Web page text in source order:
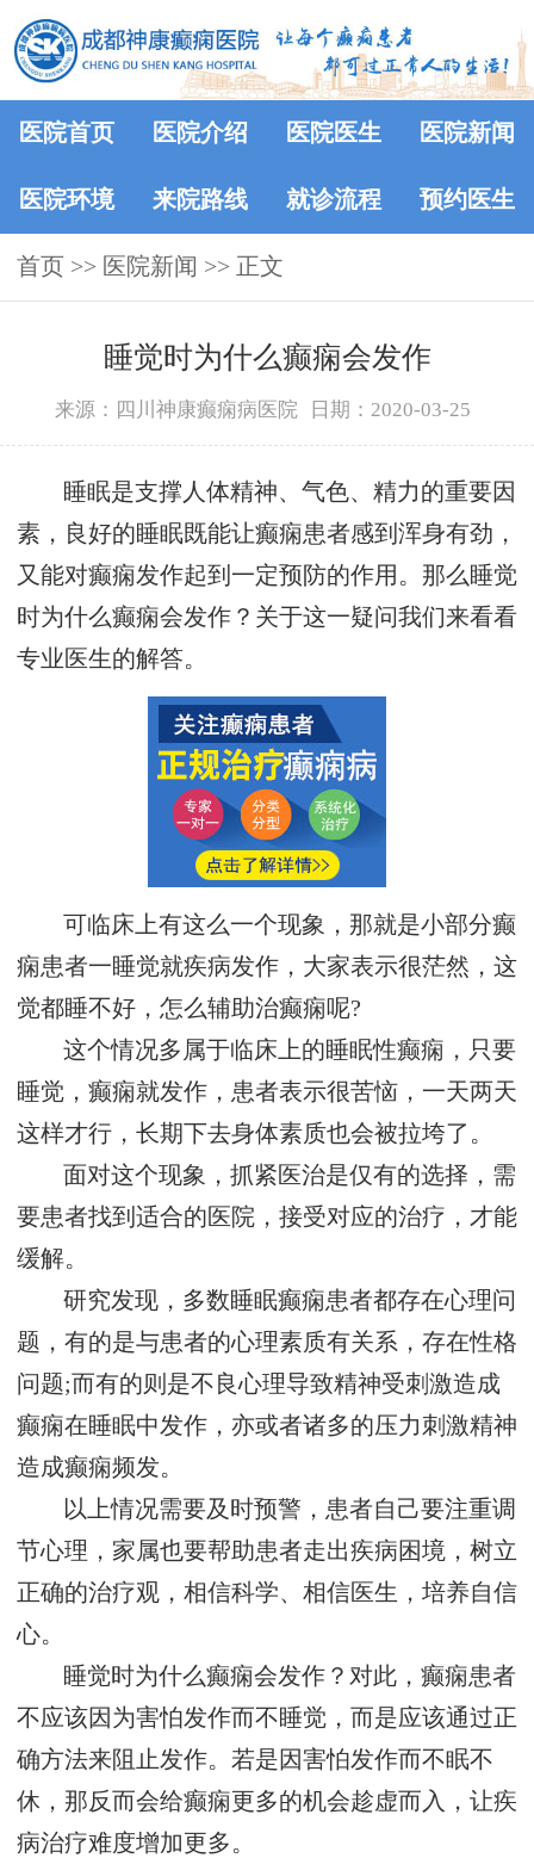
医院首页 医院介绍 医院医生 医院新闻
医院环境 来院路线 就诊流程 预约医生
首页 >> 医院新闻 >> 正文
睡觉时为什么癫痫会发作
来源：四川神康癫痫病医院 日期：2020-03-25
睡眠是支撑人体精神、气色、精力的重要因
素，良好的睡眠既能让癫痫患者感到浑身有劲，
又能对癫痫发作起到一定预防的作用。那么睡觉
时为什么癫痫会发作？关于这一疑问我们来看看
专业医生的解答。
可临床上有这么一个现象，那就是小部分癫
痫患者一睡觉就疾病发作，大家表示很茫然，这
觉都睡不好，怎么辅助治癫痫呢?
这个情况多属于临床上的睡眠性癫痫，只要
睡觉，癫痫就发作，患者表示很苦恼，一天两天
这样才行，长期下去身体素质也会被拉垮了。
面对这个现象，抓紧医治是仅有的选择，需
要患者找到适合的医院，接受对应的治疗，才能
缓解。
研究发现，多数睡眠癫痫患者都存在心理问
题，有的是与患者的心理素质有关系，存在性格
问题;而有的则是不良心理导致精神受刺激造成
癫痫在睡眠中发作，亦或者诸多的压力刺激精神
造成癫痫频发。
以上情况需要及时预警，患者自己要注重调
节心理，家属也要帮助患者走出疾病困境，树立
正确的治疗观，相信科学、相信医生，培养自信
心。
睡觉时为什么癫痫会发作？对此，癫痫患者
不应该因为害怕发作而不睡觉，而是应该通过正
确方法来阻止发作。若是因害怕发作而不眠不
休，那反而会给癫痫更多的机会趁虚而入，让疾
病治疗难度增加更多。